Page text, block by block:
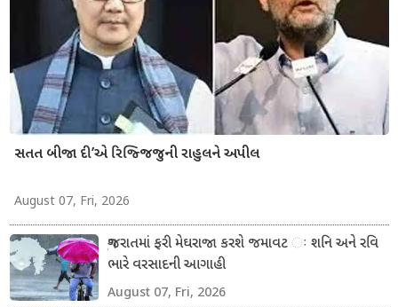
સતત બીજા દી’એ રિજ્જિજુની રાહુલને અપીલ
August 07, Fri, 2026
ગુજરાતમાં ફરી મેઘરાજા કરશે જમાવટ ઃ શનિ અને રવિ
ભારે વરસાદની આગાહી
August 07, Fri, 2026